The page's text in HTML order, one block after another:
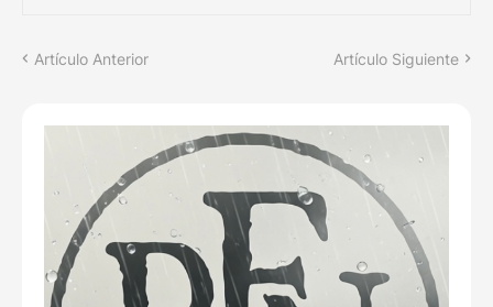
Artículo Anterior Artículo Siguiente